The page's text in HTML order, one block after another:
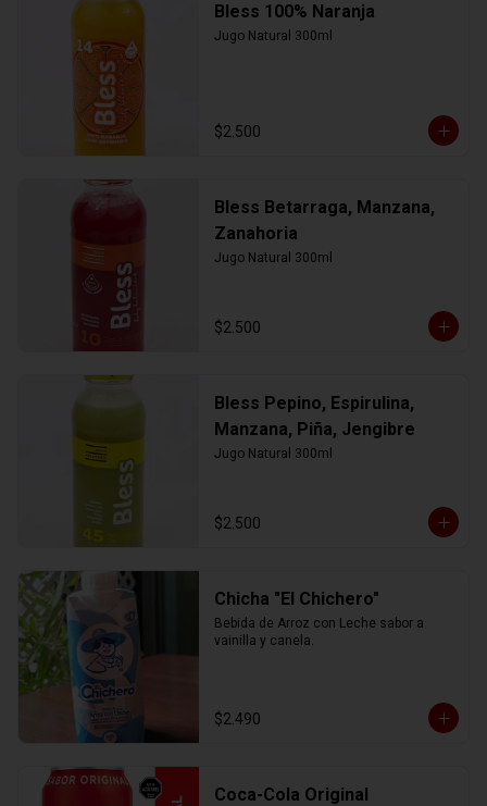
Bless 100% Naranja
Jugo Natural 300ml
$2.500
Bless Betarraga, Manzana,
Zanahoria
Jugo Natural 300ml
$2.500
Bless Pepino, Espirulina,
Manzana, Piña, Jengibre
Jugo Natural 300ml
$2.500
Chicha "El Chichero"
Bebida de Arroz con Leche sabor a
vainilla y canela.
$2.490
Coca-Cola Original